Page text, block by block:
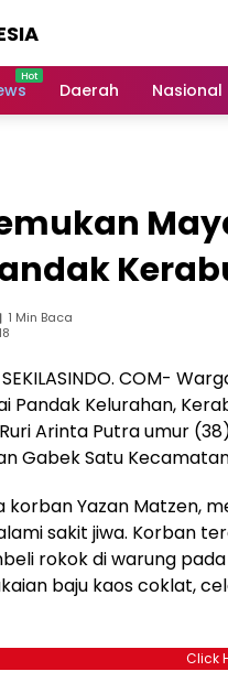
Daerah Nasional
1 Min Baca
SEKILASINDO. COM-
Pandak Kelurahan,
Arinta Putra umur
Gabek Satu
Yazan Matzen,
sakit jiwa. Korban
rokok di warung
baju kaos coklat,
Click